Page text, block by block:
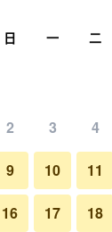
每晚總額
日 一 二
2 3 4
9 10 11
16 17 18